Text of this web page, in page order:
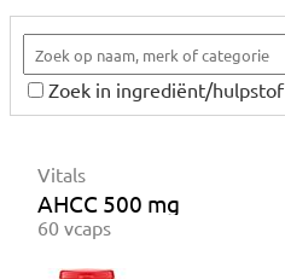
Zoek in ingrediënt/hulpstof
Vitals
AHCC 500 mg
60 vcaps